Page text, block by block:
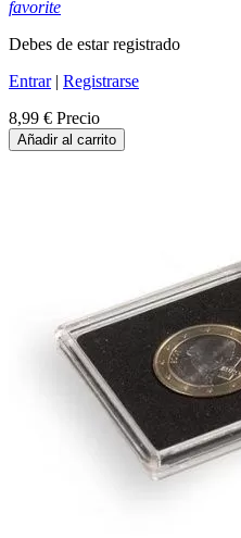
favorite
Debes de estar registrado
Entrar| Registrarse
8,99 € Precio
Añadir al carrito